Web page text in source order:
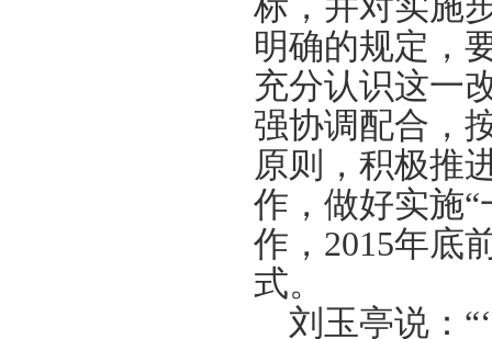
明确的规定，
充分认识这一
强协调配合，
原则，积极推
作，做好实施
作， 2015年底
式。
刘玉亭说：